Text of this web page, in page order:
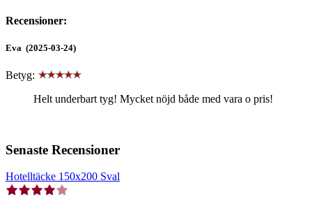
Recensioner:
Eva (2025-03-24)
Betyg:
Helt underbart tyg! Mycket nöjd både med vara o pris!
Senaste Recensioner
Hotelltäcke 150x200 Sval